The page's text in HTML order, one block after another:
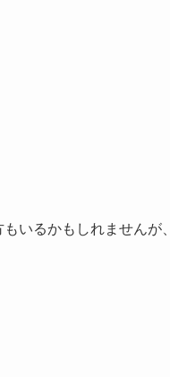
いるかもしれませんが、